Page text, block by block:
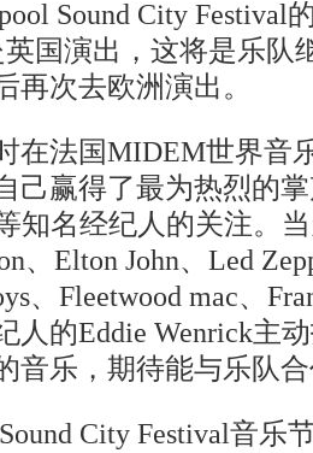
Sound City Festival
国演出，这将是乐队
再次去欧洲演出。
法国MIDEM世界音
己赢得了最为热烈的
知名经纪人的关注。
、Elton John、Led
、Fleetwood mac、
人的Eddie Wenrick主
音乐，期待能与乐队
City Festival音乐